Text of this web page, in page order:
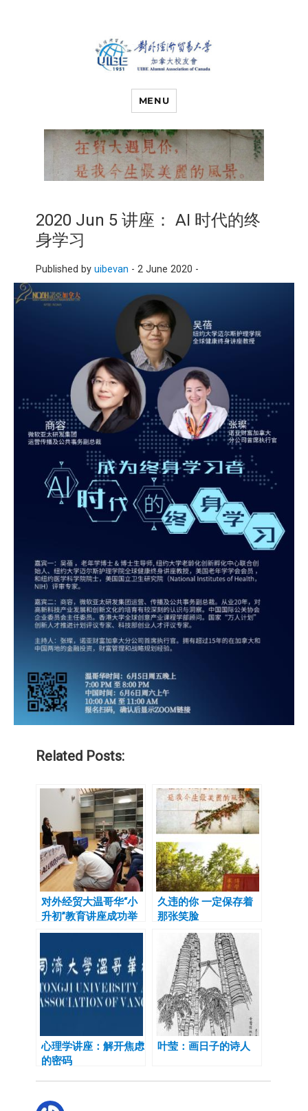
对外经济贸易
大学加拿大校
友会
MENU
2020 Jun 5 讲座： AI 时代的终
身学习
Published by uibevan - 2 June 2020 -
Related Posts:
对外经贸大温哥华“小
升初”教育讲座成功举
办
久违的你 一定保存着
那张笑脸
心理学讲座：解开焦虑
的密码
叶莹：画日子的诗人